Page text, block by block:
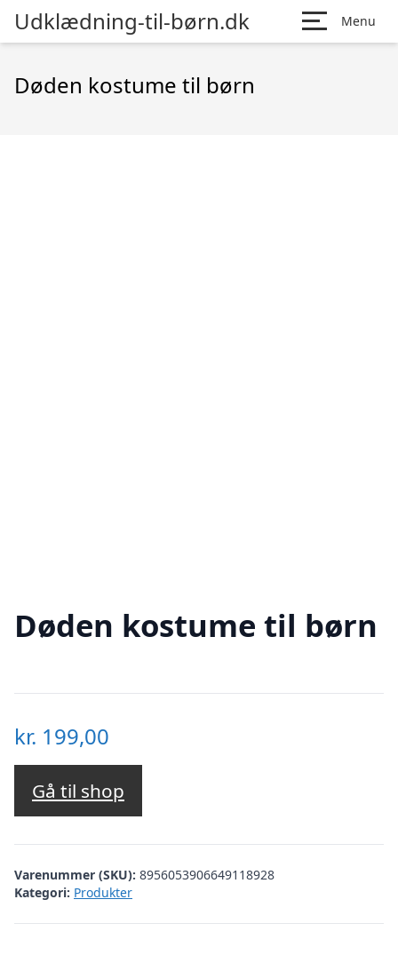
Udklædning-til-børn.dk Menu
Døden kostume til børn
Døden kostume til børn
kr. 199,00
Gå til shop
Varenummer (SKU): 8956053906649118928
Kategori: Produkter